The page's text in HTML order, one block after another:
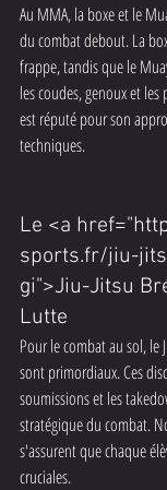
Au MMA, la boxe et le
du combat debout. La
frappe, tandis que le
les coudes, genoux et les
est réputé pour son
techniques.
Le <a
sports.fr/jiu-
gi">Jiu-Jitsu
Lutte
Pour le combat au sol, le
sont primordiaux. Ces
soumissions et les
stratégique du combat.
s'assurent que chaque
cruciales.